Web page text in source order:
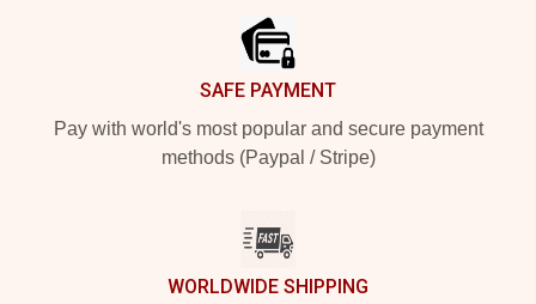
SAFE PAYMENT
Pay with world's most popular and secure payment
methods (Paypal / Stripe)
WORLDWIDE SHIPPING